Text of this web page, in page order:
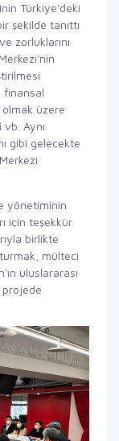
Türkiye'deki
şekilde tanıttı
zorluklarını
finansal
üzere
Aynı
gibi gelecekte
yönetiminin
için teşekkür
birlikte
mülteci
uluslararası